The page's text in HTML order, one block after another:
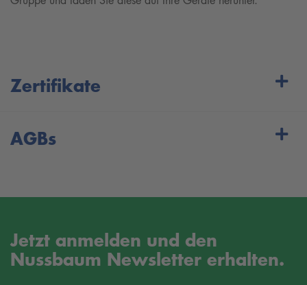
Zertifikate
AGBs
Jetzt anmelden und den
Nussbaum Newsletter erhalten.